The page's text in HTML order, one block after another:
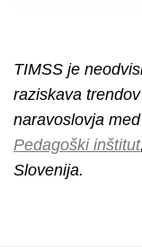
TIMSS je
raziskava
naravoslovja
Pedagoški inštitut
Slovenija.